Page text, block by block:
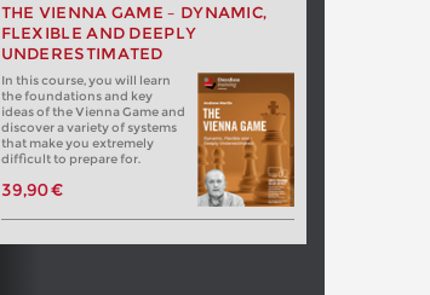
THE VIENNA GAME – DYNAMIC,
FLEXIBLE AND DEEPLY
UNDERESTIMATED
In this course, you will learn
the foundations and key
ideas of the Vienna Game and
discover a variety of systems
that make you extremely
difficult to prepare for.
39,90 €